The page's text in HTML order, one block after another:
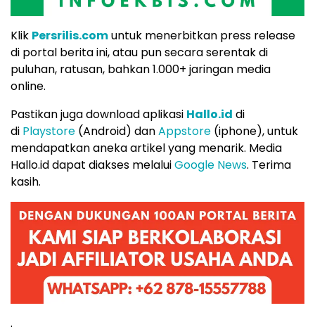
Klik Persrilis.comuntuk menerbitkan press release
di portal berita ini, atau pun secara serentak di
puluhan, ratusan, bahkan 1.000+ jaringan media
online.
Pastikan juga download aplikasi Hallo.id di
di Playstore (Android) danAppstore (iphone), untuk
mendapatkan aneka artikel yang menarik. Media
Hallo.id dapat diakses melaluiGoogle News. Terima
kasih.
.